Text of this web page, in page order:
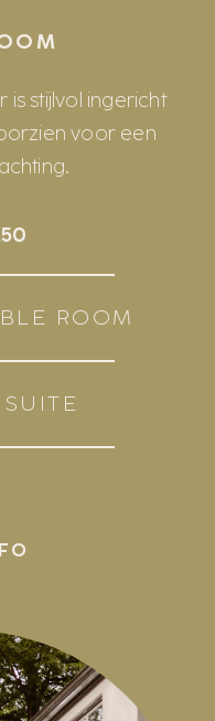
stijlvol ingericht
voor een
ROOM